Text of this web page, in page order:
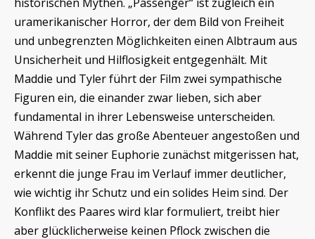
uramerikanischer Horror, der dem Bild von Freiheit
und unbegrenzten Möglichkeiten einen Albtraum aus
Unsicherheit und Hilflosigkeit entgegenhält. Mit
Maddie und Tyler führt der Film zwei sympathische
Figuren ein, die einander zwar lieben, sich aber
fundamental in ihrer Lebensweise unterscheiden.
Während Tyler das große Abenteuer angestoßen und
Maddie mit seiner Euphorie zunächst mitgerissen hat,
erkennt die junge Frau im Verlauf immer deutlicher,
wie wichtig ihr Schutz und ein solides Heim sind. Der
Konflikt des Paares wird klar formuliert, treibt hier
aber glücklicherweise keinen Pflock zwischen die